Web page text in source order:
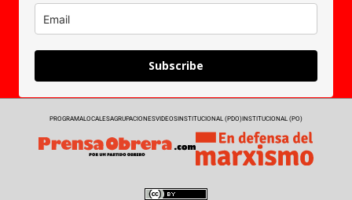
Subscribe
PROGRAMALOCALESAGRUPACIONESVIDEOSINSTITUCIONAL (PDO)INSTITUCIONAL (PO)